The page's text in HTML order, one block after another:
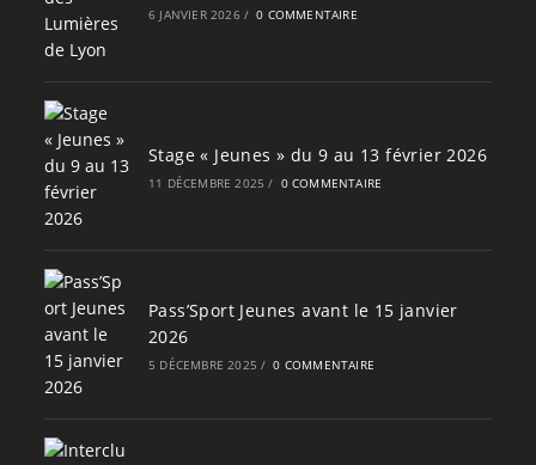
6 JANVIER 2026 / 0 COMMENTAIRE
Stage « Jeunes » du 9 au 13 février 2026
11 DÉCEMBRE 2025 / 0 COMMENTAIRE
Pass’Sport Jeunes avant le 15 janvier
2026
5 DÉCEMBRE 2025 / 0 COMMENTAIRE